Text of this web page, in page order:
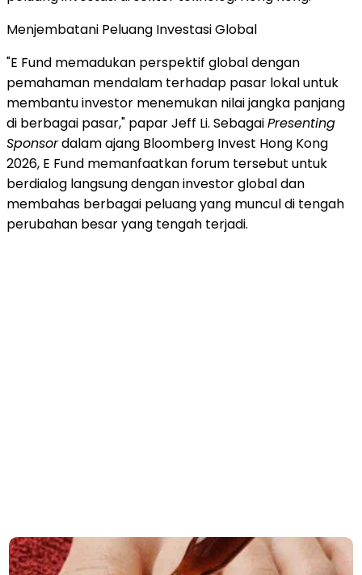
Menjembatani Peluang Investasi Global
"E Fund memadukan perspektif global dengan
pemahaman mendalam terhadap pasar lokal untuk
membantu investor menemukan nilai jangka panjang
di berbagai pasar," papar Jeff Li. SebagaiPresenting
Sponsordalam ajang Bloomberg Invest Hong Kong
2026, E Fund memanfaatkan forum tersebut untuk
berdialog langsung dengan investor global dan
membahas berbagai peluang yang muncul di tengah
perubahan besar yang tengah terjadi.